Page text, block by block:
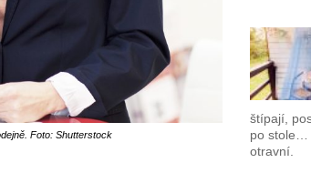
Foto: Shutterstock
štípají,
po stole…
otravní.